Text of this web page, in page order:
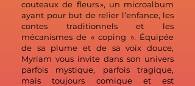
couteaux de fleurs », un microalbum
ayant pour but de relier l’enfance, les
contes traditionnels et les
mécanismes de « coping ». Équipée
de sa plume et de sa voix douce,
Myriam vous invite dans son univers
parfois mystique, parfois tragique,
mais toujours comique et est